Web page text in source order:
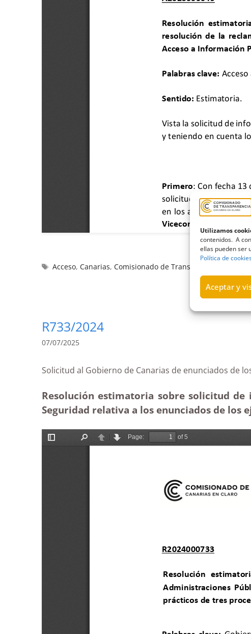
Utilizamos
contenidos. A
ellas pueden ser
Política de
Aceptar y
Acceso,Canarias,Comisionado de Transparencia y
R733/2024
07/07/2025
Solicitud al Gobierno de Canarias de
Resolución estimatoria sobre solicitud de
Seguridad relativa a los enunciados de los